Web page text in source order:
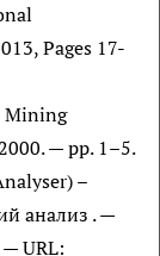
Pages 17-
Mining
— pp. 1–5.
–
анализ . —
URL: